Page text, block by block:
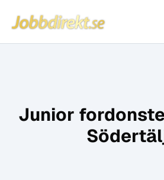
Hoppa till innehåll
Jobbdirekt
Junior